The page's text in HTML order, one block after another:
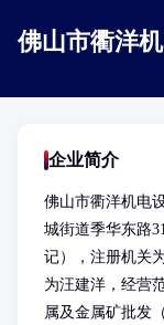
佛山市衢洋
企业简介
佛山市衢洋机电
城街道季华东路
记），注册机关
为汪建洋，经营
属及金属矿批发